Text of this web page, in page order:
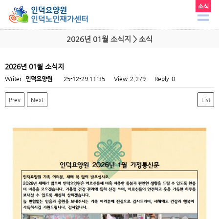
2026년 01월 소식지 > 소식
소식
2026년 01월 소식지
Writer 인덕요양원 25-12-29 11:35 View 2,279 Reply 0
Prev Next List